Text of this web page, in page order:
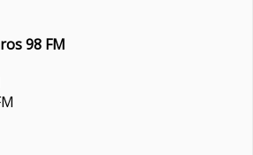
98 FM